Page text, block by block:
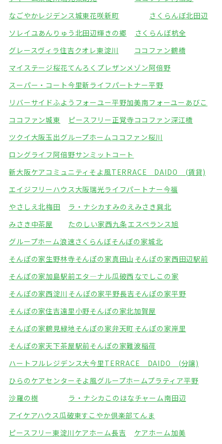
なごやかレジデンス城東花咲新町
さくらんぼ北田辺
ソレイユあんりゅう 北田辺輝きの郷
さくらんぼ杭全
グレースヴィラ住吉クオレ東淀川
ココファン鶴橋
マイステージ桜花てんろく プレザンメゾン阿倍野
スーパー・コート今里新ライフパートナー平野
リバーサイドふよう フォーユー平野加美南フォーユーあびこ
ココファン城東
ピースフリー正覚寺ココファン深江橋
ツクイ大阪玉出グループホームココファン桜川
ロングライフ阿倍野サンミットコート
新大阪ケアコミュニティそよ風TERRACE DAIDO (賃貸)
エイジフリーハウス大阪瑞光ライフパートナー今福
やさしえ北梅田
ラ・ナシカすみのえみさき巽北
みさき中茶屋
たのしい家西九条エスペランス旭
グループホーム浪速さくらんぼそんぽの家城北
そんぽの家生野林寺そんぽの家真田山 そんぽの家西田辺駅前
そんぽの家加島駅前エタ―ナル瓜破西 なでしこの家
そんぽの家西淀川 そんぽの家平野長吉そんぽの家平野
そんぽの家住吉遠里小野そんぽの家北加賀屋
そんぽの家鶴見緑地そんぽの家弁天町 そんぽの家岸里
そんぽの家天下茶屋駅前そんぽの家難波稲荷
ハートフルレジデンス大今里 TERRACE DAIDO (分譲)
ひらのケアセンターそよ風グループホームプラティア平野
沙羅の樹
ラ・ナシカこのはなチャーム南田辺
アイケアハウス瓜破東すこやか倶楽部てんま
ピースフリー東淀川 ケアホーム長吉
ケアホーム加美